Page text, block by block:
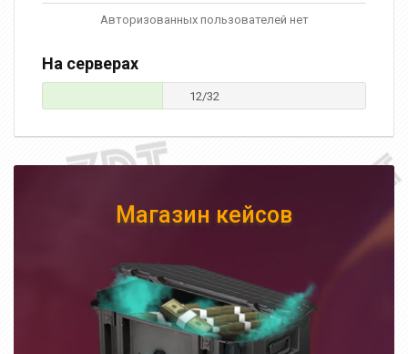
Авторизованных пользователей нет
На серверах
12/32
Магазин кейсов